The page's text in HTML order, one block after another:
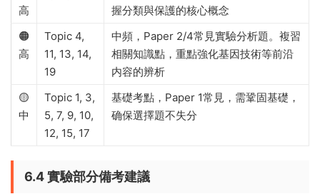
高
握分類與保護的核心概念
🟠
高
Topic 4,
11, 13, 14,
19
中頻，Paper 2/4常見實驗分析題。複習
相關知識點，重點強化基因技術等前沿
内容的辨析
🟡
中
Topic 1, 3,
5, 7, 9, 10,
12, 15, 17
基礎考點，Paper 1常見，需鞏固基礎，
确保選擇題不失分
6.4 實驗部分備考建議